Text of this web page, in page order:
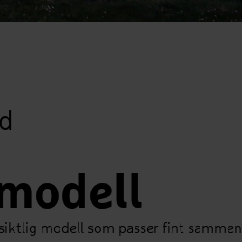
bad
modell som passer fint sammen